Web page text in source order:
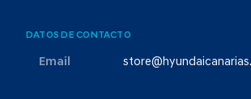
DATOS DE CONTACTO
Email